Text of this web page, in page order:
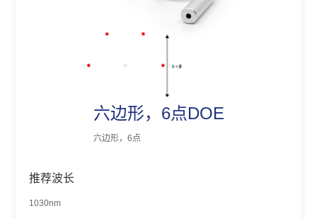
六边形，6点DOE
六边形，6点
推荐波长
1030nm